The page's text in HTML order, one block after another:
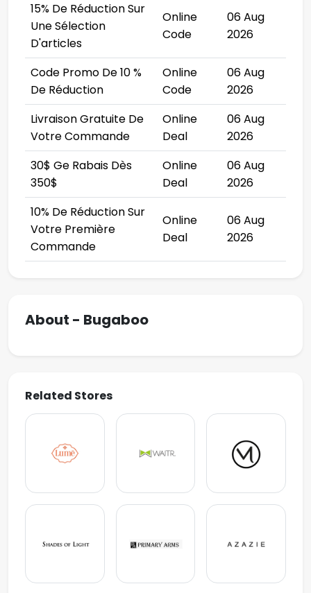
15% De Réduction Sur
Une Sélection
D'articles
Online
Code
06 Aug
2026
Code Promo De 10 %
De Réduction
Online
Code
06 Aug
2026
Livraison Gratuite De
Votre Commande
Online
Deal
06 Aug
2026
30$ Ge Rabais Dès
350$
Online
Deal
06 Aug
2026
10% De Réduction Sur
Votre Première
Commande
Online
Deal
06 Aug
2026
About - Bugaboo
Related Stores